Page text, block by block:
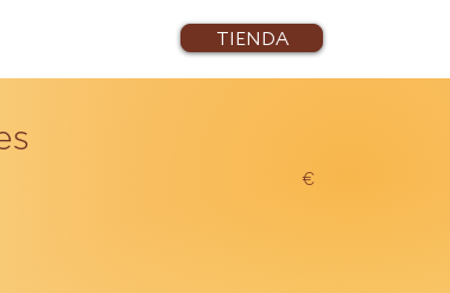
TIENDA
€Precio